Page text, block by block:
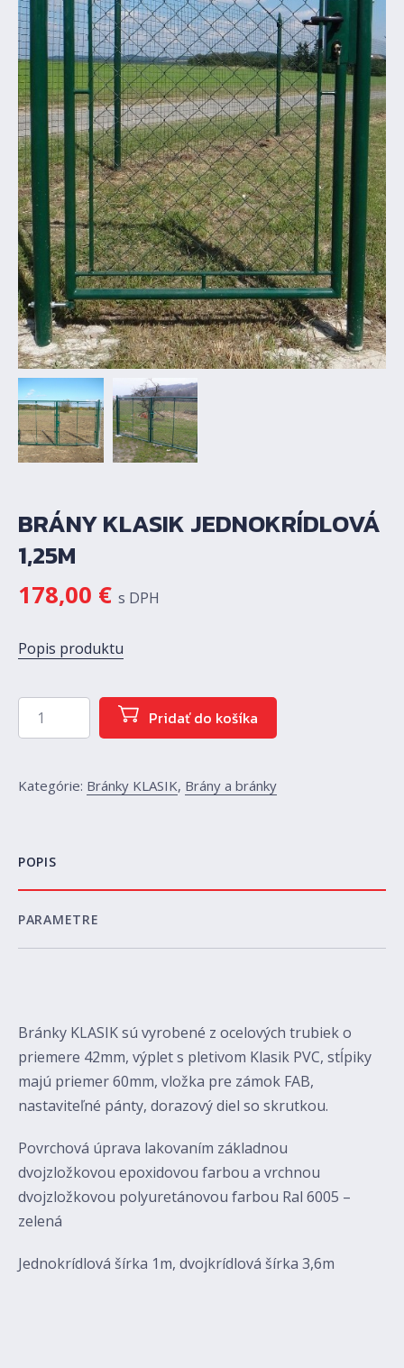
BRÁNY KLASIK JEDNOKRÍDLOVÁ
1,25M
178,00 € s DPH
Popis produktu
množstvo Brány Klasik jednokrídlová 1,25m
Pridať do košíka
Kategórie: Bránky KLASIK, Brány a bránky
POPIS
PARAMETRE
Bránky KLASIK sú vyrobené z ocelových trubiek o
priemere 42mm, výplet s pletivom Klasik PVC, stĺpiky
majú priemer 60mm, vložka pre zámok FAB,
nastaviteľné pánty, dorazový diel so skrutkou.
Povrchová úprava lakovaním základnou
dvojzložkovou epoxidovou farbou a vrchnou
dvojzložkovou polyuretánovou farbou Ral 6005 –
zelená
Jednokrídlová šírka 1m, dvojkrídlová šírka 3,6m